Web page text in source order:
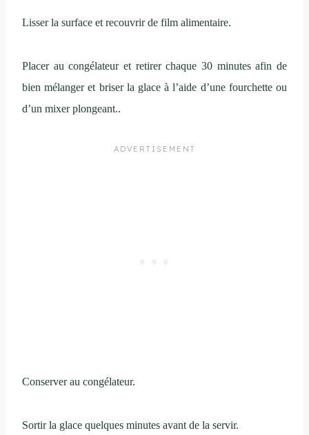
Lisser la surface et recouvrir de film alimentaire.
Placer au congélateur et retirer chaque 30 minutes afin de
bien mélanger et briser la glace à l’aide d’une fourchette ou
d’un mixer plongeant..
Conserver au congélateur.
Sortir la glace quelques minutes avant de la servir.